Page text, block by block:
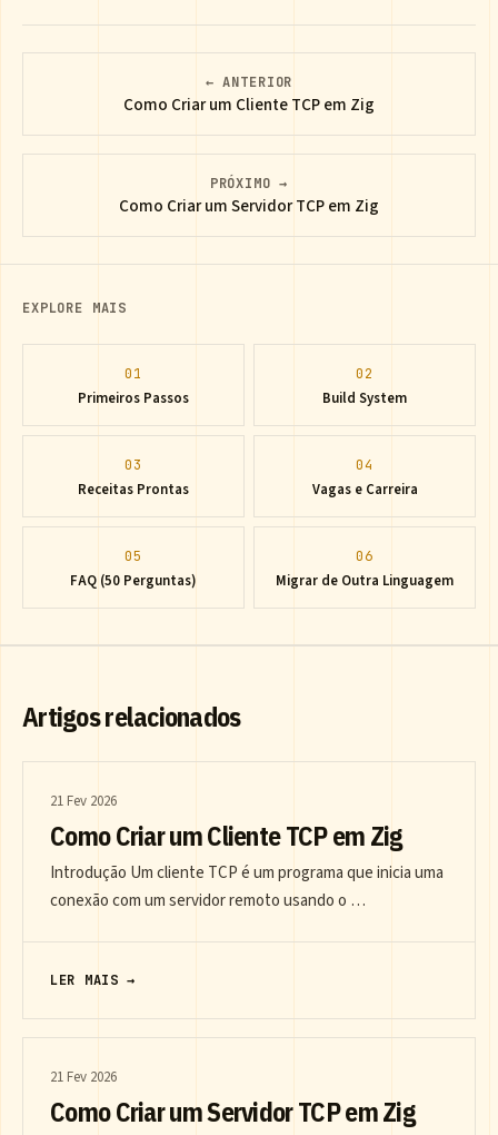
← ANTERIOR
Como Criar um Cliente TCP em Zig
PRÓXIMO →
Como Criar um Servidor TCP em Zig
EXPLORE MAIS
01
Primeiros Passos
02
Build System
03
Receitas Prontas
04
Vagas e Carreira
05
FAQ (50 Perguntas)
06
Migrar de Outra Linguagem
Artigos relacionados
21 Fev 2026
Como Criar um Cliente TCP em Zig
Introdução Um cliente TCP é um programa que inicia uma
conexão com um servidor remoto usando o …
LER MAIS →
21 Fev 2026
Como Criar um Servidor TCP em Zig